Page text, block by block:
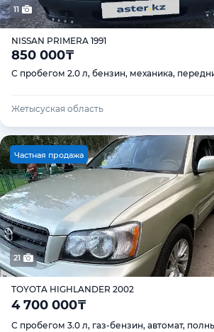
11
NISSAN PRIMERA 1991
850 000₸
С пробегом 2.0 л, бензин, механика,
Жетысуская область
Частная продажа
21
TOYOTA HIGHLANDER 2002
4 700 000₸
С пробегом 3.0 л, газ-бензин, автомат,